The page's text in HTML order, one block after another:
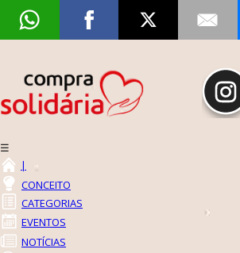
☰
|
CONCEITO
CATEGORIAS
EVENTOS
NOTÍCIAS